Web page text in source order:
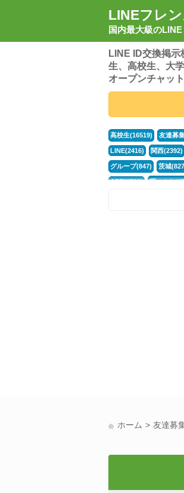
LINEフレ
国内最大級の
LINE ID交換掲
生、高校生、大
オープンチャッ
高校生(16519) 友達募
LINE(2416) 関西(2392)
グループ(847) 茨城
APEX(519) 暇つぶし
ホーム 友達募